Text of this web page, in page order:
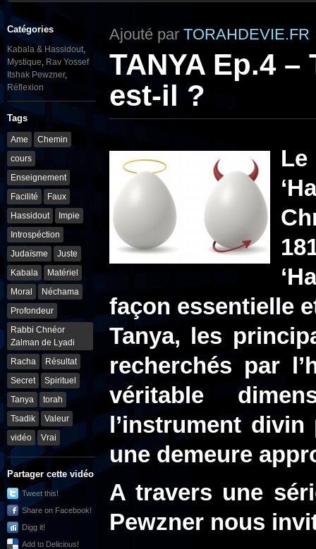
Catégories
Kabala & Hassidout,
Mystique, Rav Yossef
Itshak Pewzner,
Réflexion
Tags
Ame
Chemin
cours
Enseignement
Facilité
Faux
Hassidout
Impie
Introspéction
Judaïsme
Juste
Kabala
Matériel
Moral
Néchama
Profondeur
Rabbi Chnéor
Zalman de Lyadi
Racha
Résultat
Secret
Spirituel
Tanya
torah
Tsadik
Valeur
vidéo
Vrai
Partager cette vidéo
Tweet this!
Share on Facebook!
Digg it!
Add to Delicious!
Ajouté par TORAHDEVIE.FR
TANYA Ep.4 –
est-il ?
Le
façon essentielle
Tanya, les
recherchés par
véritable
l’instrument
une demeure
A travers une
Pewzner nous